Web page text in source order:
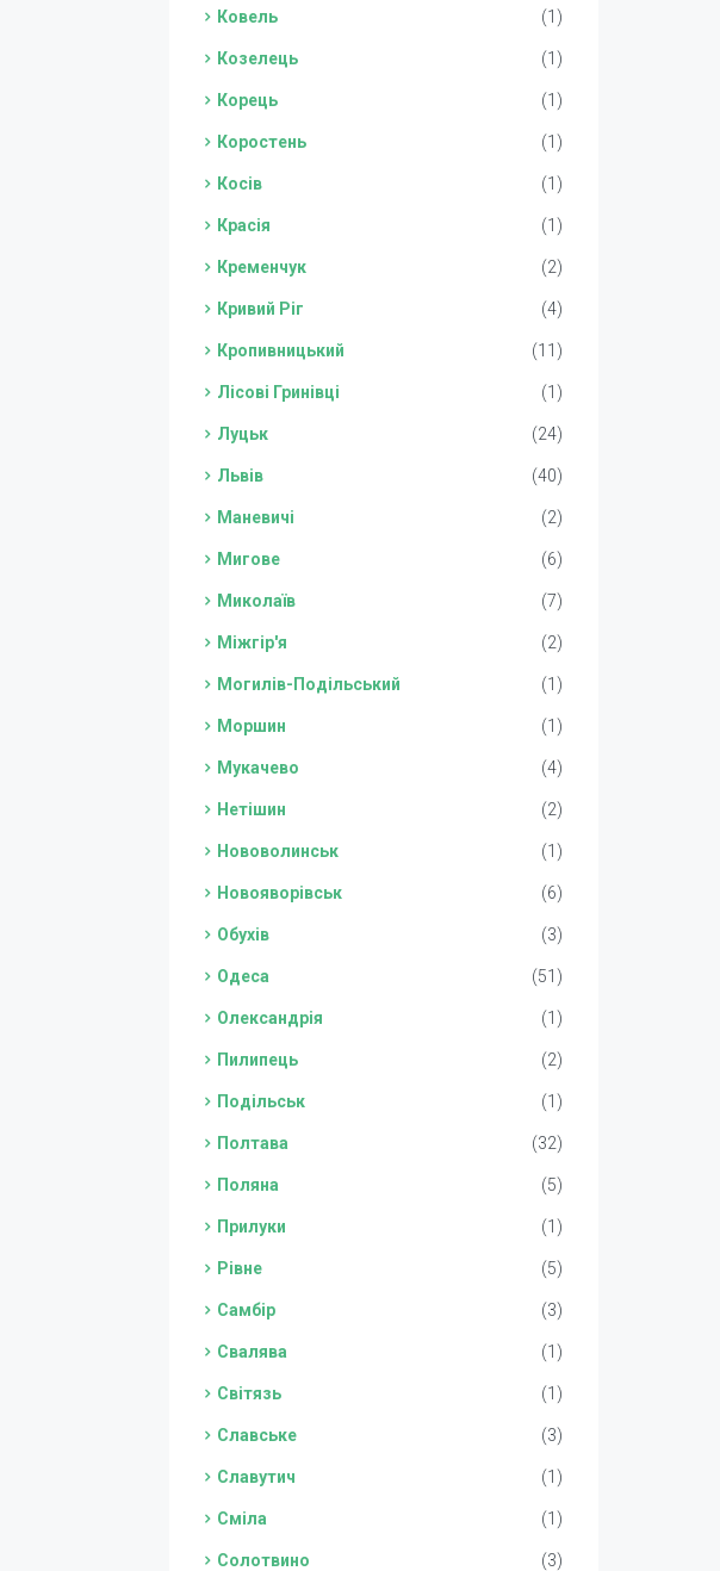
Ковель (1)
Козелець (1)
Корець (1)
Коростень (1)
Косів (1)
Красія (1)
Кременчук (2)
Кривий Ріг (4)
Кропивницький (11)
Лісові Гринівці (1)
Луцьк (24)
Львів (40)
Маневичі (2)
Мигове (6)
Миколаїв (7)
Міжгір'я (2)
Могилів-Подільський (1)
Моршин (1)
Мукачево (4)
Нетішин (2)
Нововолинськ (1)
Новояворівськ (6)
Обухів (3)
Одеса (51)
Олександрія (1)
Пилипець (2)
Подільськ (1)
Полтава (32)
Поляна (5)
Прилуки (1)
Рівне (5)
Самбір (3)
Свалява (1)
Світязь (1)
Славське (3)
Славутич (1)
Сміла (1)
Солотвино (3)